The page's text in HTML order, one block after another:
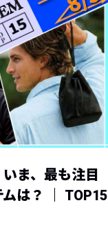
いま、最も注目
は？ ｜ TOP15